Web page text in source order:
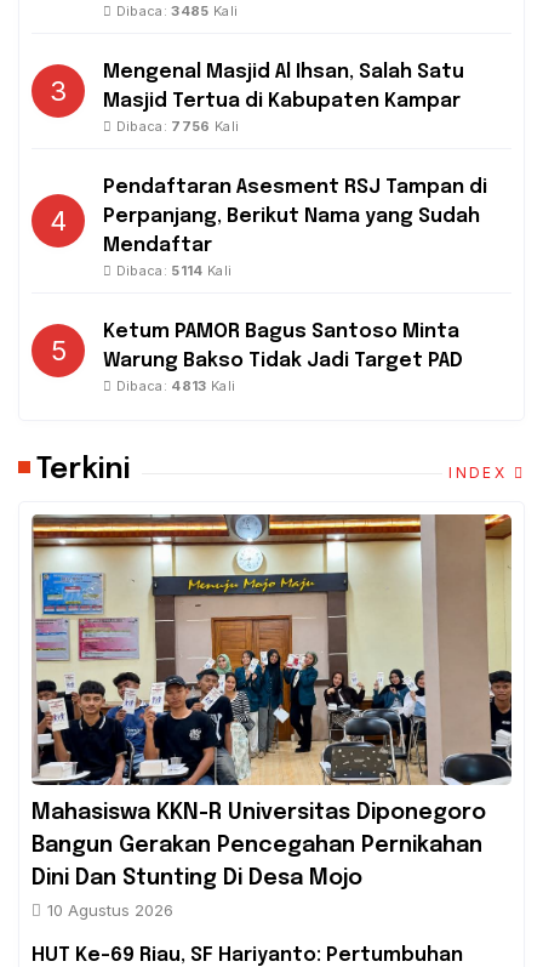
Dibaca:3485 Kali
3
Mengenal Masjid Al Ihsan, Salah Satu
Masjid Tertua di Kabupaten Kampar
Dibaca: 7756 Kali
4
Pendaftaran Asesment RSJ Tampan di
Perpanjang, Berikut Nama yang Sudah
Mendaftar
Dibaca: 5114 Kali
5
Ketum PAMOR Bagus Santoso Minta
Warung Bakso Tidak Jadi Target PAD
Dibaca: 4813 Kali
Terkini INDEX
Mahasiswa KKN-R Universitas Diponegoro
Bangun Gerakan Pencegahan Pernikahan
Dini Dan Stunting Di Desa Mojo
10 Agustus 2026
HUT Ke-69 Riau, SF Hariyanto: Pertumbuhan